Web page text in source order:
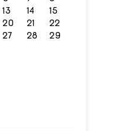
13 14
15
20 21
22
27 28
29